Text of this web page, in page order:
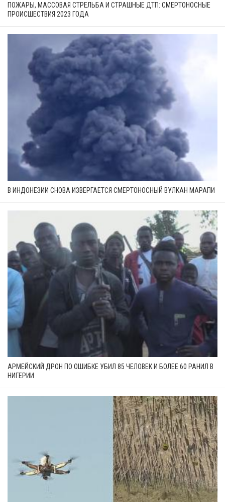
ПОЖАРЫ, МАССОВАЯ СТРЕЛЬБА И СТРАШНЫЕ ДТП: СМЕРТОНОСНЫЕ
ПРОИСШЕСТВИЯ 2023 ГОДА
В ИНДОНЕЗИИ СНОВА ИЗВЕРГАЕТСЯ СМЕРТОНОСНЫЙ ВУЛКАН МАРАПИ
АРМЕЙСКИЙ ДРОН ПО ОШИБКЕ УБИЛ 85 ЧЕЛОВЕК И БОЛЕЕ 60 РАНИЛ В
НИГЕРИИ